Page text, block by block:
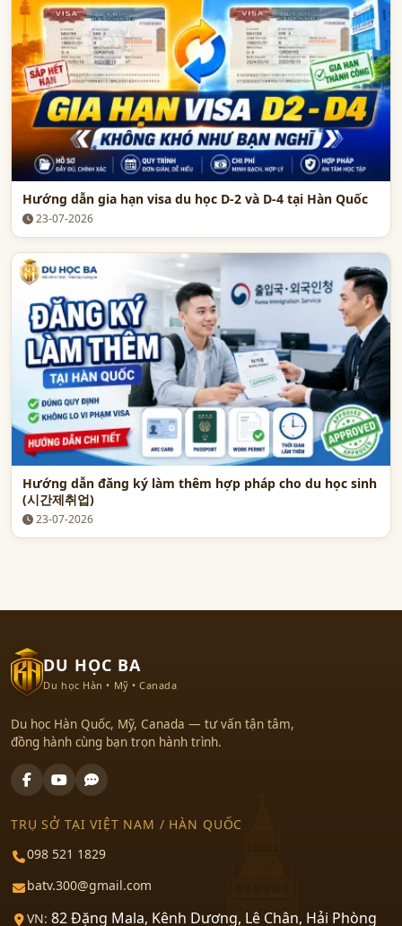
Hướng dẫn gia hạn visa du học D-2 và D-4 tại Hàn Quốc
23-07-2026
Hướng dẫn đăng ký làm thêm hợp pháp cho du học sinh
(시간제취업)
23-07-2026
DU HỌC BA
Du học Hàn • Mỹ • Canada
Du học Hàn Quốc, Mỹ, Canada — tư vấn tận tâm,
đồng hành cùng bạn trọn hành trình.
TRỤ SỞ TẠI VIỆT NAM / HÀN QUỐC
098 521 1829
batv.300@gmail.com
VN: 82 Đặng Mala, Kênh Dương, Lê Chân, Hải Phòng